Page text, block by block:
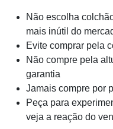
Não escolha
mais inútil do
Evite comprar pela
Não compre pela
garantia
Jamais compre por
Peça para
veja a reação do